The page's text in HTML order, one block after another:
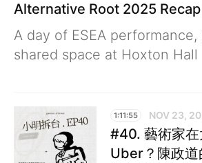
Alternative Root 2025 Recap
A day of ESEA
shared space at Hoxton Hall
1:11:55 NOV 23,
#40. 藝術家在
Uber？陳政道